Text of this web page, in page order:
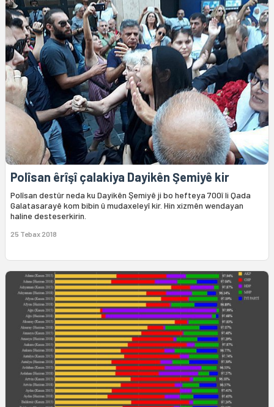
Polîsan êrîşî çalakiya Dayikên Şemiyê kir
Polîsan destûr neda ku Dayikên Şemiyê ji bo hefteya 700î li Qada
Galatasarayê kom bibin û mudaxeleyî kir. Hin xizmên wendayan
haline desteserkirin.
25 Tebax 2018